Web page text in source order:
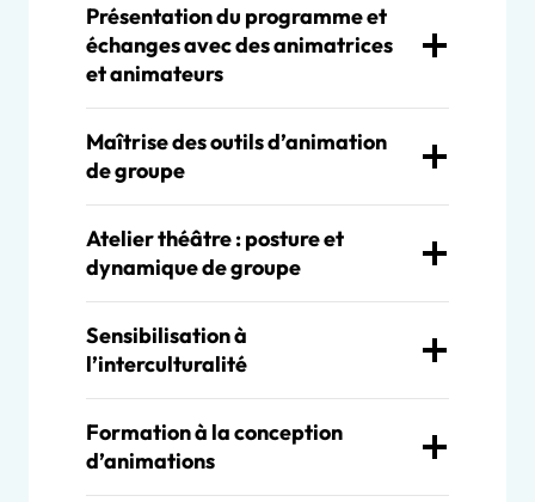
Présentation du programme et
échanges avec des animatrices
et animateurs
Maîtrise des outils d’animation
de groupe
Atelier théâtre : posture et
dynamique de groupe
Sensibilisation à
l’interculturalité
Formation à la conception
d’animations